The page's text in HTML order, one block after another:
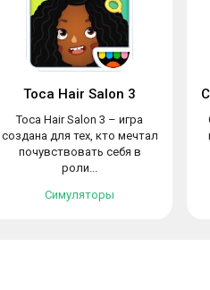
Toca Hair Salon 3
Toca Hair Salon 3 – игра
создана для тех, кто мечтал
почувствовать себя в
роли...
Симуляторы